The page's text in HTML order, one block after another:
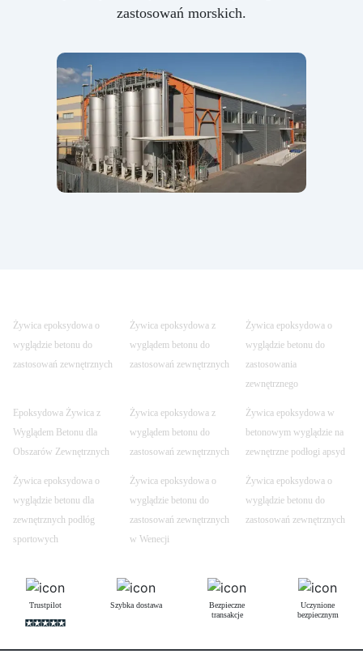
zastosowań morskich.
Żywica epoksydowa o
wyglądzie betonu do
zastosowań zewnętrznych
Żywica epoksydowa z
wyglądem betonu do
zastosowań zewnętrznych
Żywica epoksydowa o
wyglądzie betonu do
zastosowania
zewnętrznego
Epoksydowa Żywica z
Wyglądem Betonu dla
Obszarów Zewnętrznych
Żywica epoksydowa z
wyglądem betonu do
zastosowań zewnętrznych
Żywica epoksydowa w
betonowym wyglądzie na
zewnętrzne podłogi apsyd
Żywica epoksydowa o
wyglądzie betonu dla
zewnętrznych podłóg
sportowych
Żywica epoksydowa o
wyglądzie betonu do
zastosowań zewnętrznych
w Wenecji
Żywica epoksydowa o
wyglądzie betonu do
zastosowań zewnętrznych
Trustpilot Szybka dostawa
Bezpieczne
transakcje
Uczynione
bezpiecznym